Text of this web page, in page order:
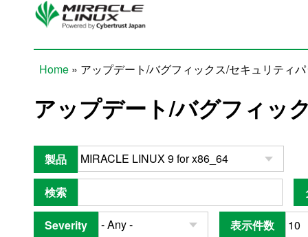
Skip to main content
Home » アップデート/バグフィックス/セキュリティ
アップデート/バグフィッ
製品
検索
Severity 表示件数